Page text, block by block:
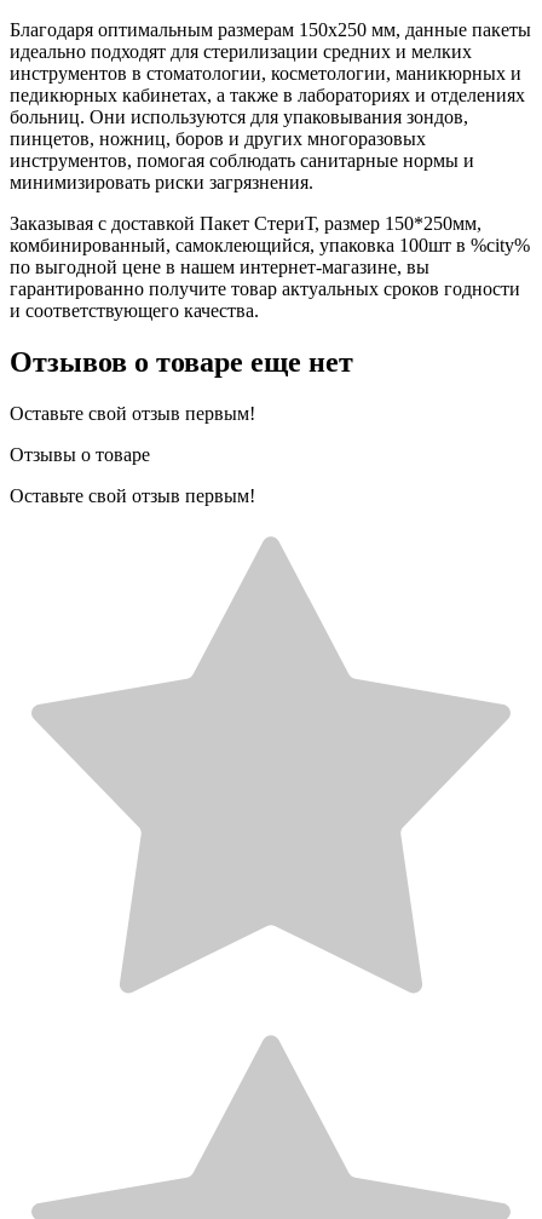
Благодаря оптимальным размерам 150x250 мм, данные пакеты
идеально подходят для стерилизации средних и мелких
инструментов в стоматологии, косметологии, маникюрных и
педикюрных кабинетах, а также в лабораториях и отделениях
больниц. Они используются для упаковывания зондов,
пинцетов, ножниц, боров и других многоразовых
инструментов, помогая соблюдать санитарные нормы и
минимизировать риски загрязнения.
Заказывая с доставкой Пакет СтериТ, размер 150*250мм,
комбинированный, самоклеющийся, упаковка 100шт в %city%
по выгодной цене в нашем интернет-магазине, вы
гарантированно получите товар актуальных сроков годности
и соответствующего качества.
Отзывов о товаре еще нет
Оставьте свой отзыв первым!
Отзывы о товаре
Оставьте свой отзыв первым!